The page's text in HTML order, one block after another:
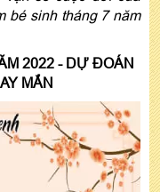
bé sinh tháng 7 năm
2022 - DỰ ĐOÁN
MẮN